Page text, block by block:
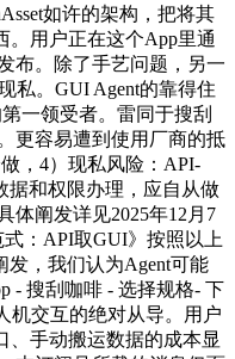
如许的架构，把将其
。用户正在这个App里通
布。除了手艺问题，另一
私。GUI Agent的靠得住
一领受者。雷同于搜刮
更容易遭到使用厂商的抵
，4）现私风险：API-
据和权限办理，应自从做
体阐发详见2025年12月7
：API取GUI》按照以上
发，我们认为Agent可能
- 搜刮咖啡 - 选择规格- 下
机交互的绝对从导。用户
、手动搬运数据的成本显